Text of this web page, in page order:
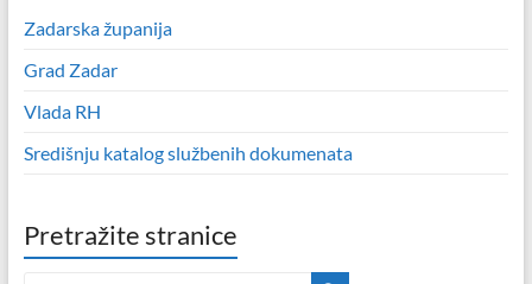
Zadarska županija
Grad Zadar
Vlada RH
Središnju katalog službenih dokumenata
Pretražite stranice